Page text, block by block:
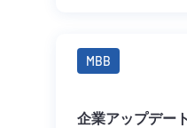
MBB
企業アップデー